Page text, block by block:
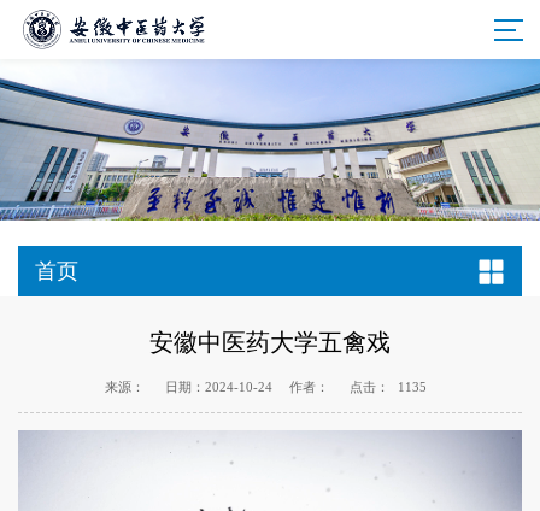
首页
安徽中医药大学五禽戏
来源： 日期：2024-10-24 作者： 点击： 1135